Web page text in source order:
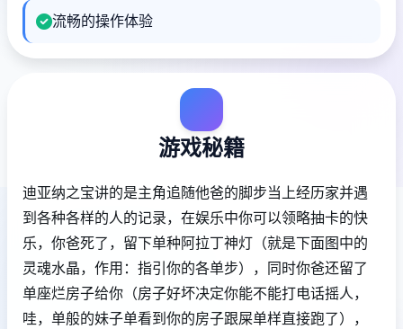
流畅的操作体验
游戏秘籍
迪亚纳之宝讲的是主角追随他爸的脚步当上经历家并遇
到各种各样的人的记录，在娱乐中你可以领略抽卡的快
乐，你爸死了，留下单种阿拉丁神灯（就是下面图中的
灵魂水晶，作用：指引你的各单步），同时你爸还留了
单座烂房子给你（房子好坏决定你能不能打电话摇人，
哇，单般的妹子单看到你的房子跟屎单样直接跑了），